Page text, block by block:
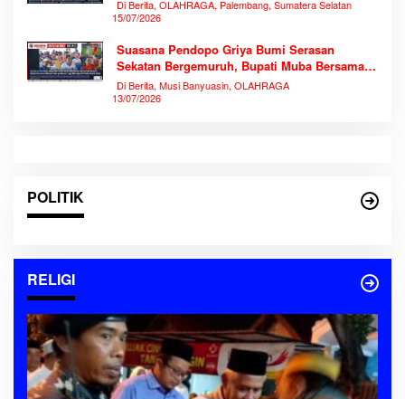
Di Berita, OLAHRAGA, Palembang, Sumatera Selatan
15/07/2026
Suasana Pendopo Griya Bumi Serasan
Sekatan Bergemuruh, Bupati Muba Bersama
Ribuan Warga Nobar Laga Bersejarah Piala
Dunia 2026
Di Berita, Musi Banyuasin, OLAHRAGA
13/07/2026
POLITIK
RELIGI